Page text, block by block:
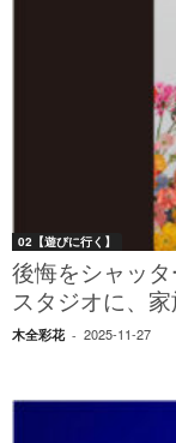
02【遊びに行く】
後悔をシャッ
スタジオに、
木全彩花 - 2025-11-27